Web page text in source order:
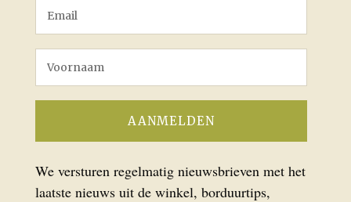
We versturen regelmatig nieuwsbrieven met het
laatste nieuws uit de winkel, borduurtips,